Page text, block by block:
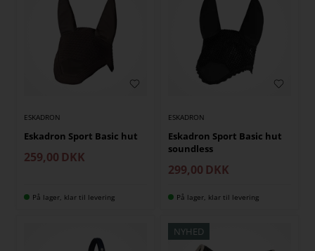
ESKADRON
Eskadron Sport Basic hut
259,00 DKK
På lager, klar til levering
ESKADRON
Eskadron Sport Basic hut
soundless
299,00 DKK
På lager, klar til levering
NYHED